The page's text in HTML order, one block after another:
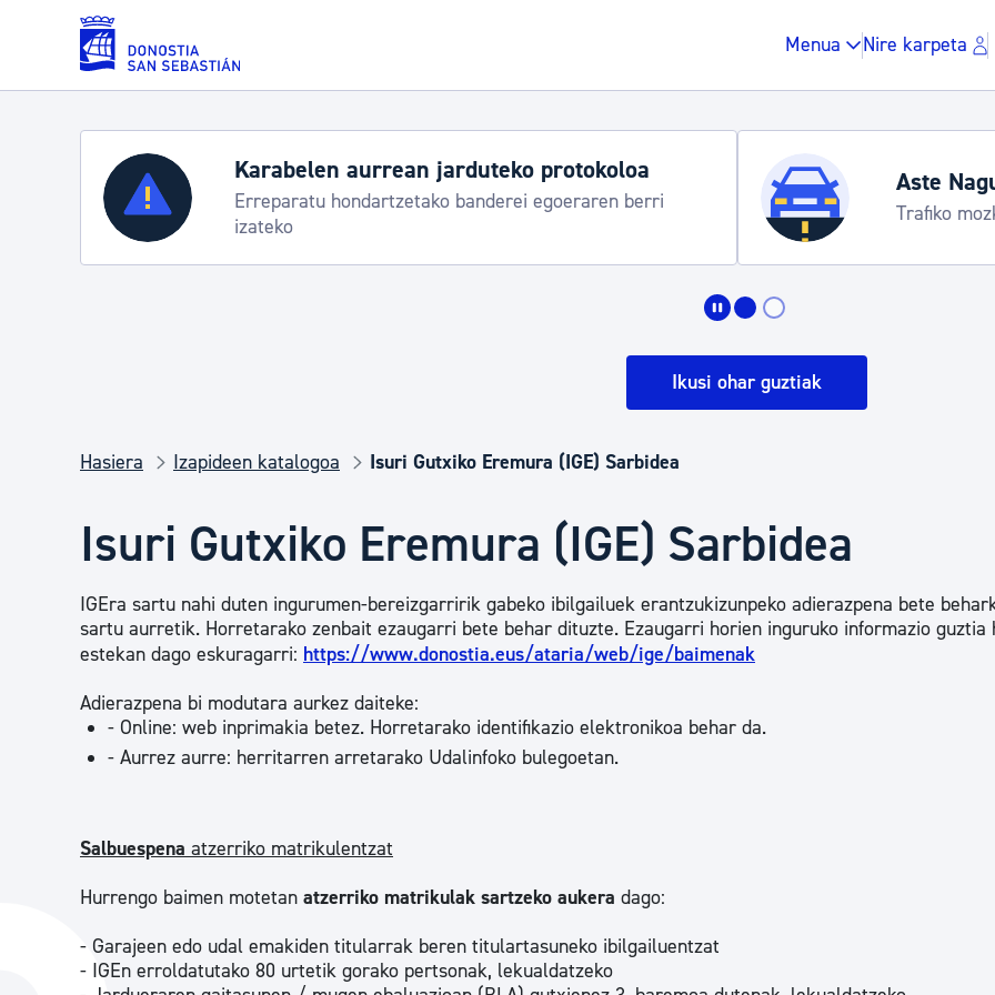
Eduki nagusira joan
Menua Nire karpeta
Zerbitzuak
Errolda eta gai pertsonalak
Gune publikoa,
Haurrak eta gazteak
Herritarren partaidetza eta elkartegintza
Kirola
Aste Nagusia 2026
Trafiko mozketak eta garraio zerbitzu bereziak
Aste
Abuztuak
Ikusi ohar guztiak
Hasiera Izapideen katalogoa Isuri Gutxiko Eremura (IGE) Sarbidea
Isuri Gutxiko Eremura (IGE) Sarbidea
IGEra sartu nahi duten ingurumen-bereizgarririk gabeko ibilgailuek erantzukizunpeko adierazpena bete
sartu aurretik. Horretarako zenbait ezaugarri bete behar dituzte. Ezaugarri horien inguruko informazio guztia
estekan dago eskuragarri: https://www.donostia.eus/ataria/web/ige/baimenak
Adierazpena bi modutara aurkez daiteke:
- Online: web inprimakia betez. Horretarako identifikazio elektronikoa behar da.
- Aurrez aurre: herritarren arretarako Udalinfoko bulegoetan.
Salbuespena atzerriko matrikulentzat
Hurrengo baimen motetan atzerriko matrikulak sartzeko aukera dago:
- Garajeen edo udal emakiden titularrak beren titulartasuneko ibilgailuentzat
- IGEn erroldatutako 80 urtetik gorako pertsonak, lekualdatzeko